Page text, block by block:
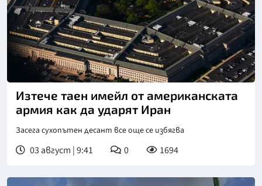
Изтече таен имейл от американската
армия как да ударят Иран
Засега сухопътен десант все още се избягва
03 август | 9:41 0 1694